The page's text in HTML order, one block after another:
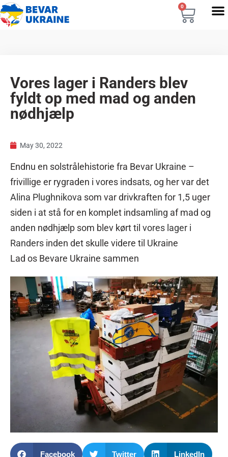
0
Vores lager i Randers blev
fyldt op med mad og anden
nødhjælp
May 30, 2022
Endnu en solstrålehistorie fra Bevar Ukraine –
frivillige er rygraden i vores indsats, og her var det
Alina Plughnikova som var drivkraften for 1,5 uger
siden i at stå for en komplet indsamling af mad og
anden nødhjælp som blev kørt til vores lager i
Randers inden det skulle videre til Ukraine
Lad os Bevare Ukraine sammen
Facebook Twitter LinkedIn